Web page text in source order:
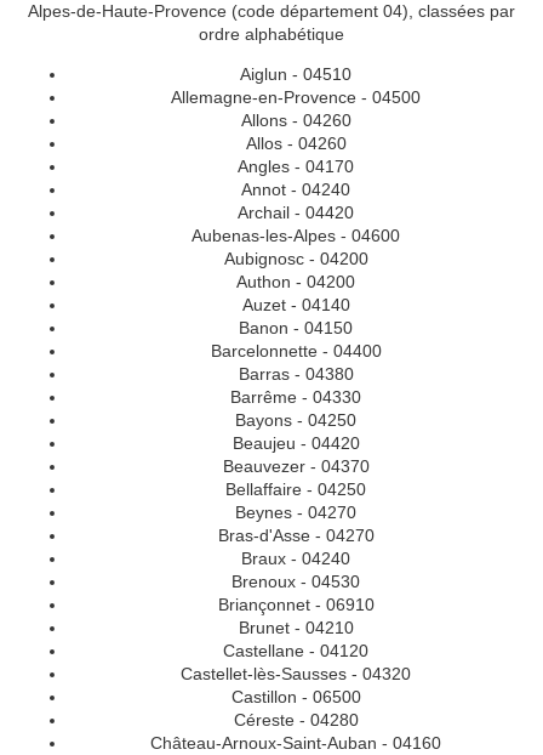
Alpes-de-Haute-Provence (code département 04), classées par
ordre alphabétique
Aiglun - 04510
Allemagne-en-Provence - 04500
Allons - 04260
Allos - 04260
Angles - 04170
Annot - 04240
Archail - 04420
Aubenas-les-Alpes - 04600
Aubignosc - 04200
Authon - 04200
Auzet - 04140
Banon - 04150
Barcelonnette - 04400
Barras - 04380
Barrême - 04330
Bayons - 04250
Beaujeu - 04420
Beauvezer - 04370
Bellaffaire - 04250
Beynes - 04270
Bras-d'Asse - 04270
Braux - 04240
Brenoux - 04530
Briançonnet - 06910
Brunet - 04210
Castellane - 04120
Castellet-lès-Sausses - 04320
Castillon - 06500
Céreste - 04280
Château-Arnoux-Saint-Auban - 04160